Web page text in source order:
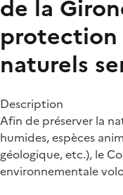
de la
protection
naturels
Description
Afin de préserver la
humides, espèces
géologique, etc.), le
environnementale